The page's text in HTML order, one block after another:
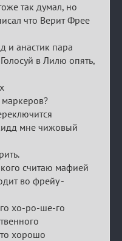
так думал, но
что Верит Фрее
и анастик пара
в Лилю опять,
мне чижовый
кого считаю мафией
во фрейу -
хо-ро-ше-го
хорошо